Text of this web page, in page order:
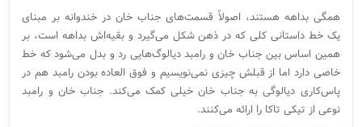
همگی بداهه هستند، اصولاً قسمت‌های جناب خان در خندوانه بر مبنای
یک خط داستانی کلی که در ذهن شکل می‌گیرد و بقیه‌اش بداهه است، بر
همین اساس بین جناب خان و رامبد دیالوگ‌هایی رد و بدل می‌شود که خط
خاصی دارد اما از قبلش چیزی نمی‌نویسیم و فوق العاده بودن رامبد هم در
پاس‌کاری دیالوگی به جناب خان خیلی کمک می‌کند. جناب خان و رامبد
نوعی از تیکی تاکا را ارائه می‌کنند.